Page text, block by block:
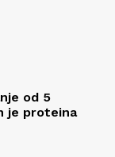
od 5
je proteina